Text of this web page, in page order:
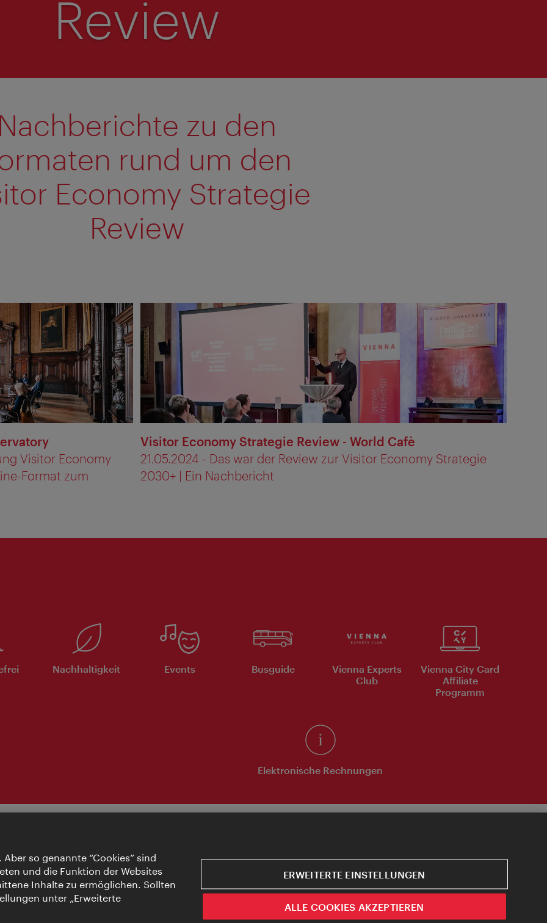
Review
zu den
rund um den
Economy Strategie
Review
Visitor Economy
Format zum
Visitor Economy Strategie Review - World Cafè
21.05.2024 - Das war der Review zur Visitor Economy Strategie
2030+ | Ein Nachbericht
Nachhaltigkeit Events Busguide
Vienna Experts
Club
Vienna City Card
Affiliate
Programm
Elektronische Rechnungen
so genannte “Cookies” sind
und die Funktion der Websites
Inhalte zu ermöglichen. Sollten
unter „Erweiterte
ERWEITERTE EINSTELLUNGEN
ALLE COOKIES AKZEPTIEREN